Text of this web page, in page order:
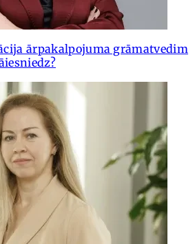
ārpakalpojuma grāmatvedim